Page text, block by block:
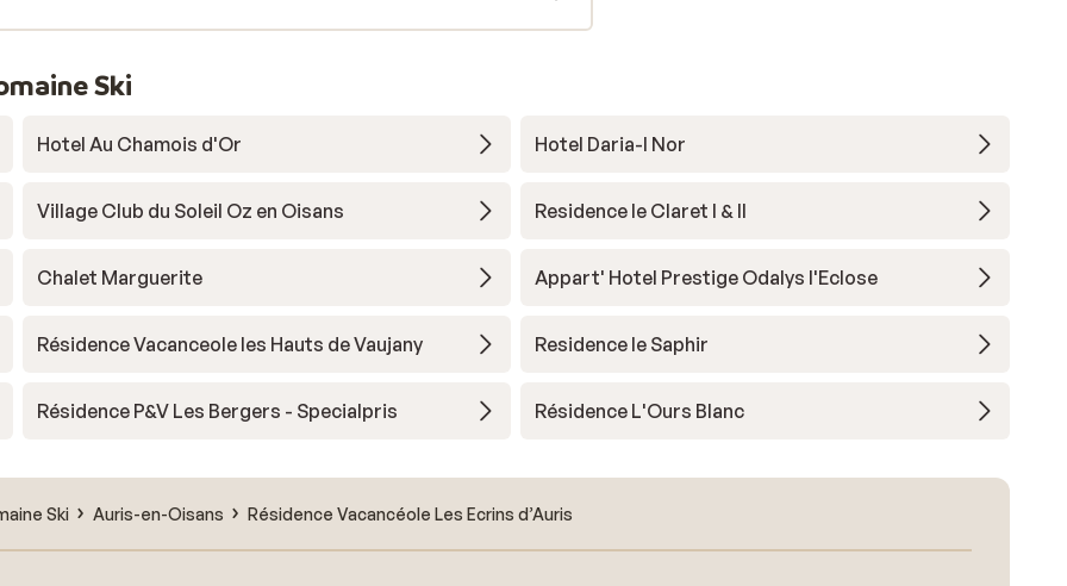
Ski
Hotel Au Chamois d'Or Hotel Daria-I Nor
Village Club du Soleil Oz en Oisans Residence le Claret I & II
Chalet Marguerite Appart' Hotel Prestige Odalys l'Eclose
Résidence Vacanceole les Hauts de Vaujany Residence le Saphir
Résidence P&V Les Bergers - Specialpris Résidence L'Ours Blanc
Ski Auris-en-Oisans Résidence Vacancéole Les Ecrins d’Auris